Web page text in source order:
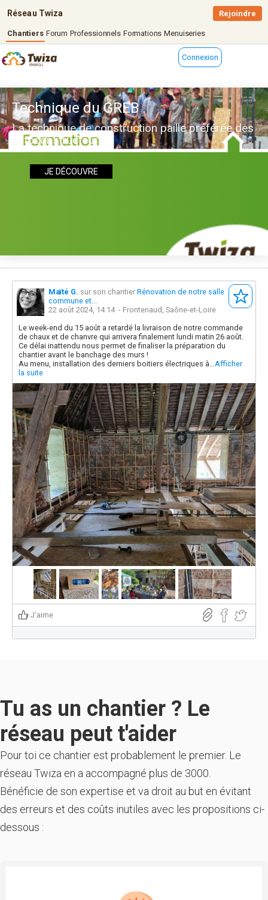
Réseau Twiza
Chantiers Forum Professionnels Formations Menuiseries
Rejoindre
Connexion
Technique du GREB
La technique de construction paille préférée des
autoconstructeurs
JE DÉCOUVRE
Maïté G. sur son chantier Rénovation de notre salle
commune et...
22 août 2024, 14:14- Frontenaud, Saône-et-Loire
Le week-end du 15 août a retardé la livraison de notre commande
de chaux et de chanvre qui arrivera finalement lundi matin 26 août.
Ce délai inattendu nous permet de finaliser la préparation du
chantier avant le banchage des murs !
Au menu, installation des derniers boitiers électriques à...Afficher
la suite
J'aime
Tu as un chantier ? Le
réseau peut t'aider
Pour toi ce chantier est probablement le premier. Le
réseau Twiza en a accompagné plus de 3000.
Bénéficie de son expertise et va droit au but en évitant
des erreurs et des coûts inutiles avec les propositions ci-
dessous :